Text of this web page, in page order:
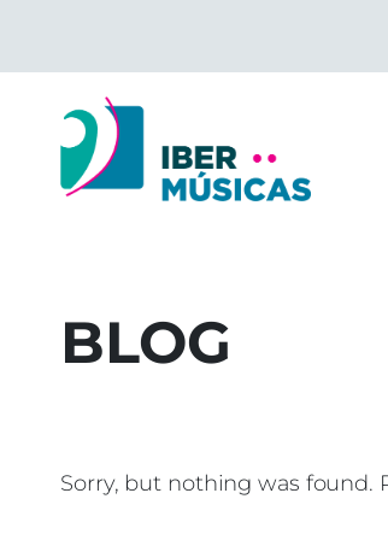
content
BLOG
Sorry, but nothing was found.